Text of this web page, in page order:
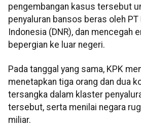
pengembangan kasus tersebut
penyaluran bansos beras oleh PT
Indonesia (DNR), dan mencegah
bepergian ke luar negeri.
Pada tanggal yang sama, KPK
menetapkan tiga orang dan dua
tersangka dalam klaster
tersebut, serta menilai negara
miliar.